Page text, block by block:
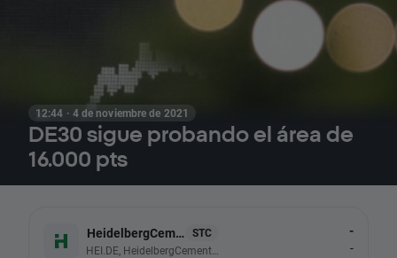
12:44 · 4 de noviembre de 2021
DE30 sigue probando el área de
16.000 pts
HeidelbergCementSTC
HEI.DE, HeidelbergCement AG
-
-